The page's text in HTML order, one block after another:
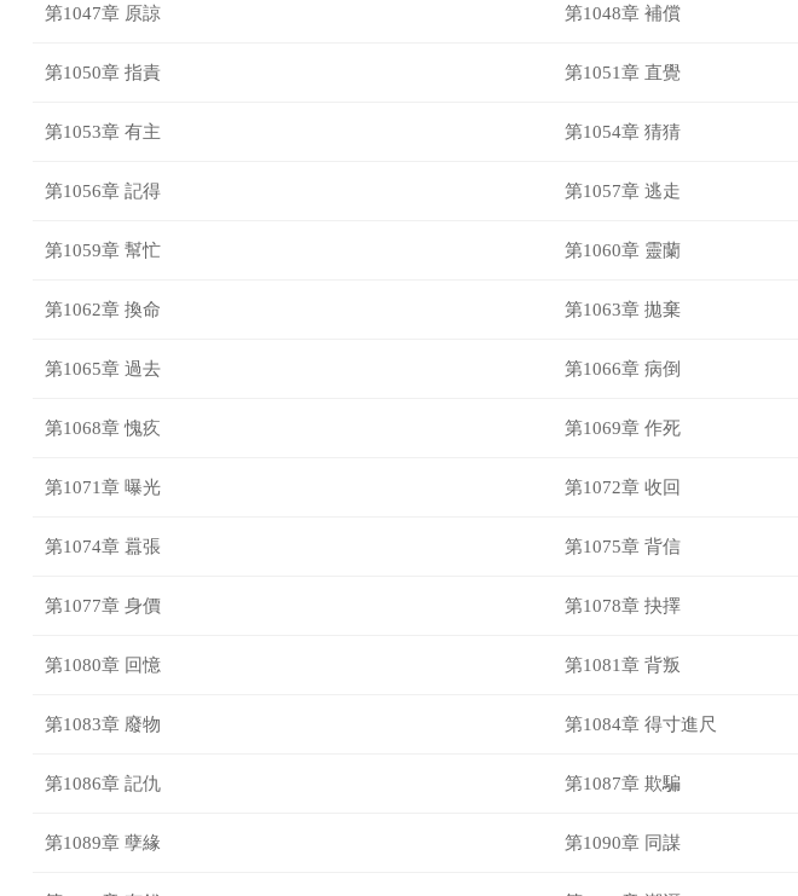
第1047章 原諒 第1048章 補償
第1050章 指責 第1051章 直覺
第1053章 有主 第1054章 猜猜
第1056章 記得 第1057章 逃走
第1059章 幫忙 第1060章 靈蘭
第1062章 換命 第1063章 拋棄
第1065章 過去 第1066章 病倒
第1068章 愧疚 第1069章 作死
第1071章 曝光 第1072章 收回
第1074章 囂張 第1075章 背信
第1077章 身價 第1078章 抉擇
第1080章 回憶 第1081章 背叛
第1083章 廢物 第1084章 得寸進尺
第1086章 記仇 第1087章 欺騙
第1089章 孽緣 第1090章 同謀